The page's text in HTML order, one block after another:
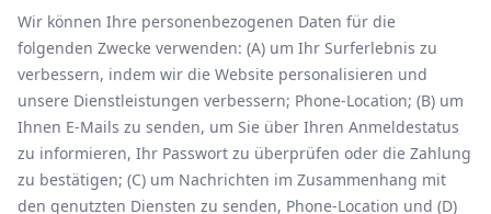
Wir können Ihre personenbezogenen Daten für die
folgenden Zwecke verwenden: (A) um Ihr Surferlebnis zu
verbessern, indem wir die Website personalisieren und
unsere Dienstleistungen verbessern; Phone-Location; (B) um
Ihnen E-Mails zu senden, um Sie über Ihren Anmeldestatus
zu informieren, Ihr Passwort zu überprüfen oder die Zahlung
zu bestätigen; (C) um Nachrichten im Zusammenhang mit
den genutzten Diensten zu senden, Phone-Location und (D)